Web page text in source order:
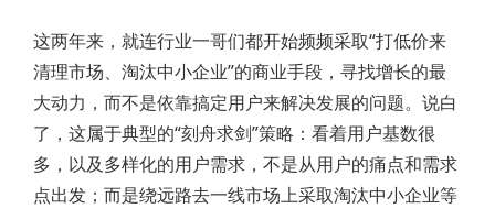
这两年来，就连行业一哥们都开始频频采取“打低价来
清理市场、淘汰中小企业”的商业手段，寻找增长的最
大动力，而不是依靠搞定用户来解决发展的问题。说白
了，这属于典型的“刻舟求剑”策略：看着用户基数很
多，以及多样化的用户需求，不是从用户的痛点和需求
点出发；而是绕远路去一线市场上采取淘汰中小企业等